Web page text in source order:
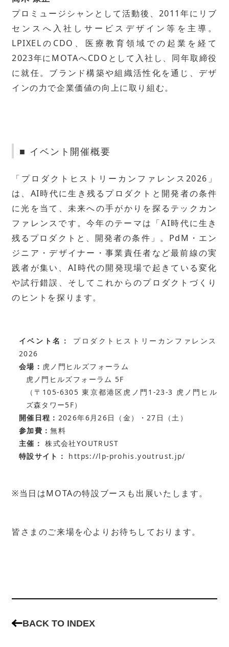
プロミュージシャンとして活動後、2011年にリブ
センスへ入社しサービスデザイン等を主導。
LPIXELのCDO、医療教育領域での起業を経て
2023年にMOTAへCDOとして入社し、同年取締役
に就任。ブランド構築や組織活性化を通じ、デザ
インの力で企業価値の向上に取り組む。
■ イベント開催概要
「プロダクトヒストリーカンファレンス2026」
は、AI時代に生き残るプロダクトと開発者の条件
に光を当て、未来への手がかりを探るテックカン
ファレンスです。今年のテーマは「AI時代に生き
残るプロダクトと、開発者の条件」。PdM・エン
ジニア・デザイナー・事業責任者など最前線の実
践者が集い、AI時代の開発現場で起きている変化
や試行錯誤、そしてこれからのプロダクトづくり
のヒントを探ります。
イベント名：
プロダクトヒストリーカンファレンス
2026
会場： 虎ノ門ヒルズフォーラム
虎ノ門ヒルズフォーラム 5F
（〒105-6305 東京都港区虎ノ門1-23-3 虎ノ門ヒル
ズ森タワー5F）
開催日程： 2026年6月26日（金）・27日（土）
参加費：無料
主催： 株式会社YOUTRUST
特設サイト：
https://lp-prohis.youtrust.jp/
※当日はMOTAの特設ブースも出展いたします。
皆さまのご来場を心よりお待ちしております。
BACK TO INDEX